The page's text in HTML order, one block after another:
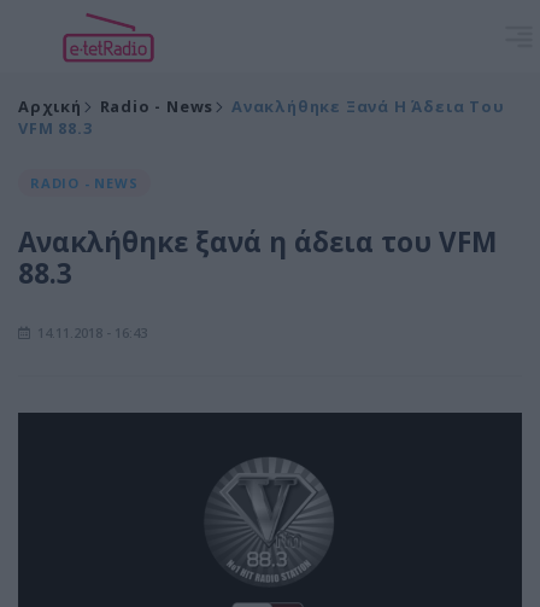
Αρχική Radio - News
Ανακλήθηκε Ξανά Η Άδεια Του
VFM 88.3
RADIO - NEWS
Ανακλήθηκε ξανά η άδεια του VFM
88.3
14.11.2018 - 16:43